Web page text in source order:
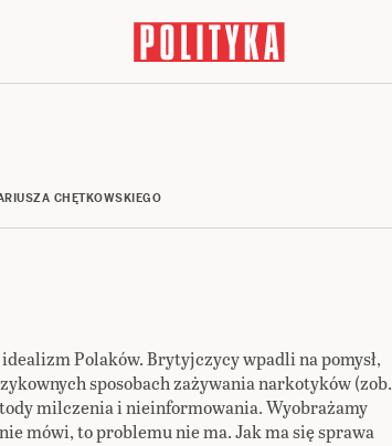
CHĘTKOWSKIEGO
Polaków. Brytyjczycy wpadli na pomysł,
sposobach zażywania narkotyków (zob.
milczenia i nieinformowania. Wyobrażamy
mówi, to problemu nie ma. Jak ma się sprawa